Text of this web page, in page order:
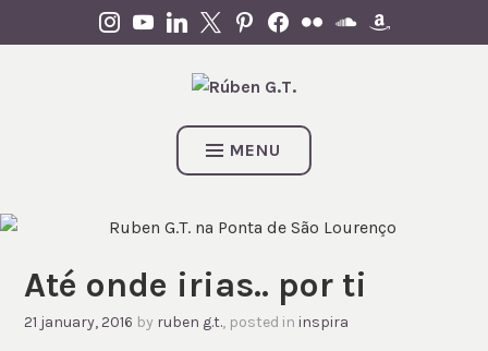
to
INSTAGRAM
YOUTUBELINKEDIN
X PINTEREST
FACEBOOK
FLICKRSOUNDCLOUD
AMAZON
MENU
Até onde irias.. por ti
21 january, 2016 by ruben g.t., posted ininspira